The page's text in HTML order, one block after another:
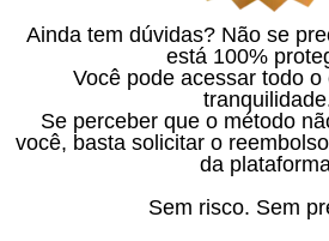
Ainda tem dúvidas? Não se
está 100%
Você pode acessar todo o
Se perceber que o método
você, basta solicitar o
da
Sem risco. Sem